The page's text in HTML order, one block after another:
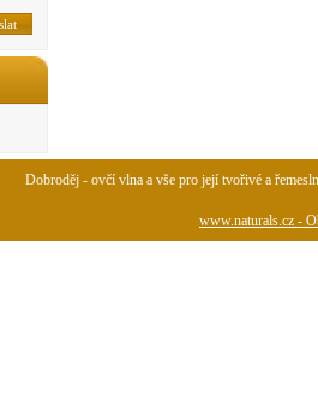
Dobroděj - ovčí vlna a vše pro její tvořivé a
www.naturals.cz -